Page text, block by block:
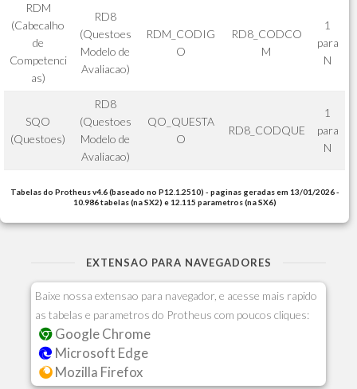
RDM
(Cabecalho
de
Competenci
as)
RD8
(Questoes
Modelo de
Avaliacao)
RDM_CODIG
O
RD8_CODCO
M
1
para
N
SQO
(Questoes)
RD8
(Questoes
Modelo de
Avaliacao)
QO_QUESTA
O
RD8_CODQUE
1
para
N
Tabelas do Protheus v4.6 (baseado no P12.1.2510) - paginas geradas em 13/01/2026 -
10.986 tabelas (na SX2) e 12.115 parametros (na SX6)
EXTENSAO PARA NAVEGADORES
Baixe nossa extensao para navegador, e acesse mais rapido
as tabelas e parametros do Protheus com poucos cliques:
Google Chrome
Microsoft Edge
Mozilla Firefox